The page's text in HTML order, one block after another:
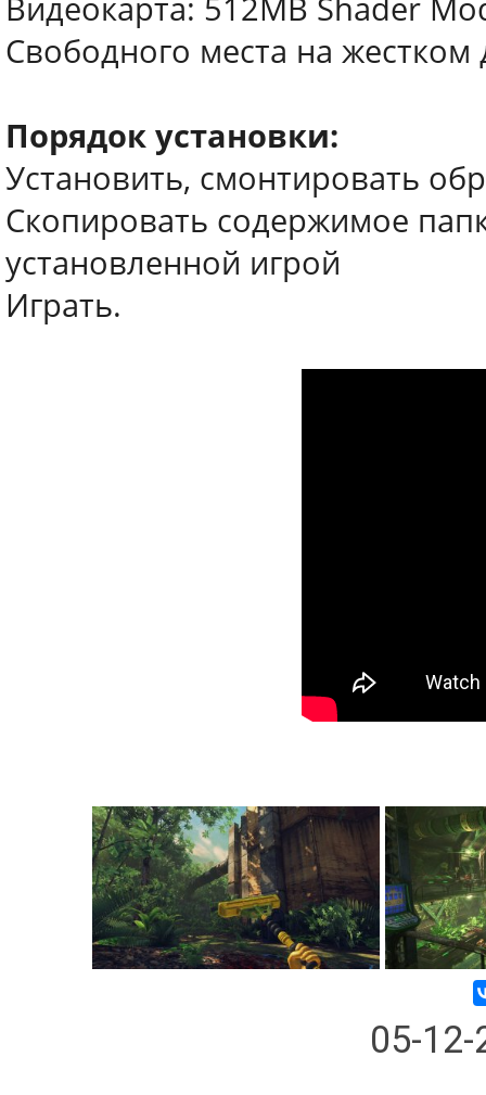
Видеокарта: 512MB Shader
Свободного места на жестком
Порядок установки:
Установить, смонтировать
Скопировать содержимое
установленной игрой
Играть.
05-